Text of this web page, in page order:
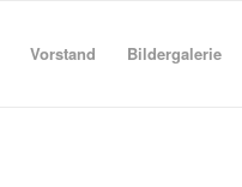
Vorstand Bildergalerie